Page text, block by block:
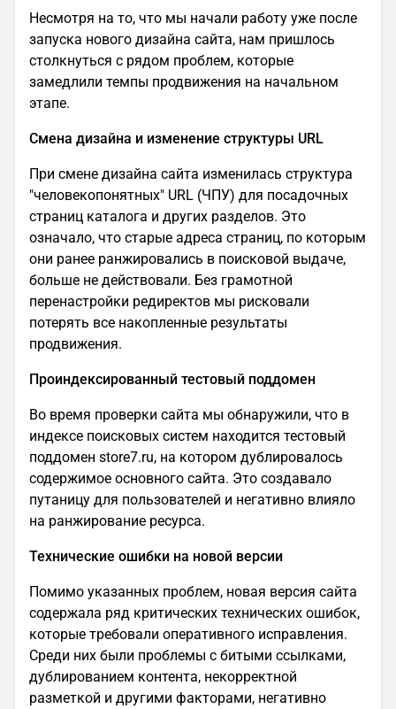
Несмотря на то, что мы начали работу уже после
запуска нового дизайна сайта, нам пришлось
столкнуться с рядом проблем, которые
замедлили темпы продвижения на начальном
этапе.
Смена дизайна и изменение структуры URL
При смене дизайна сайта изменилась структура
"человекопонятных" URL (ЧПУ) для посадочных
страниц каталога и других разделов. Это
означало, что старые адреса страниц, по которым
они ранее ранжировались в поисковой выдаче,
больше не действовали. Без грамотной
перенастройки редиректов мы рисковали
потерять все накопленные результаты
продвижения.
Проиндексированный тестовый поддомен
Во время проверки сайта мы обнаружили, что в
индексе поисковых систем находится тестовый
поддомен store7.ru, на котором дублировалось
содержимое основного сайта. Это создавало
путаницу для пользователей и негативно влияло
на ранжирование ресурса.
Технические ошибки на новой версии
Помимо указанных проблем, новая версия сайта
содержала ряд критических технических ошибок,
которые требовали оперативного исправления.
Среди них были проблемы с битыми ссылками,
дублированием контента, некорректной
разметкой и другими факторами, негативно